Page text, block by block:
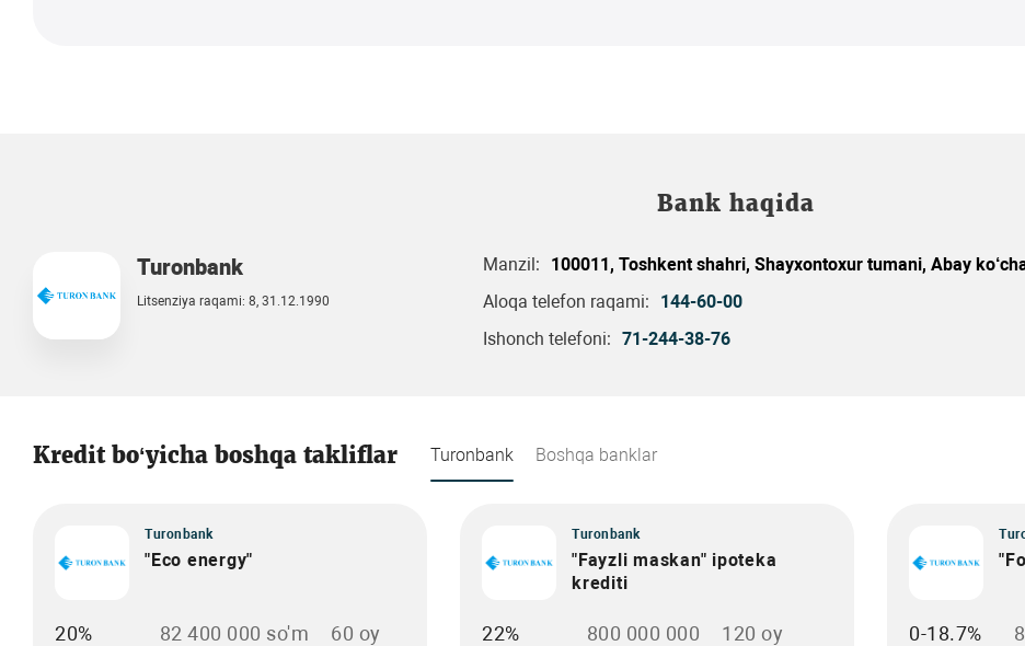
Bank haqida
Turonbank
Litsenziya raqami: 8, 31.12.1990
Manzil:
100011, Toshkent shahri, Shayxontoxur tumani, Abay
Aloqa telefon raqami:
144-60-00
Ishonch telefoni: 71-244-38-76
Kredit bo‘yicha boshqa takliflar Turonbank Boshqa banklar
Turonbank
"Eco energy"
20% 82 400 000 so'm 60 oy
Turonbank
"Fayzli maskan" ipoteka
krediti
22% 800 000 000 120 oy 0-18.7%